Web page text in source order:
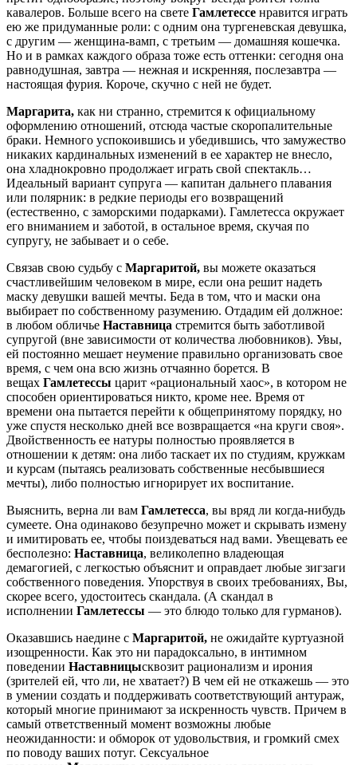
кавалеров. Больше всего на свете Гамлетессе нравится играть
ею же придуманные роли: с одним она тургеневская девушка,
с другим — женщина-вамп, с третьим — домашняя кошечка.
Но и в рамках каждого образа тоже есть оттенки: сегодня она
равнодушная, завтра — нежная и искренняя, послезавтра —
настоящая фурия. Короче, скучно с ней не будет.
Маргарита, как ни странно, стремится к официальному
оформлению отношений, отсюда частые скоропалительные
браки. Немного успокоившись и убедившись, что замужество
никаких кардинальных изменений в ее характер не внесло,
она хладнокровно продолжает играть свой спектакль…
Идеальный вариант супруга — капитан дальнего плавания
или полярник: в редкие периоды его возвращений
(естественно, с заморскими подарками). Гамлетесса окружает
его вниманием и заботой, в остальное время, скучая по
супругу, не забывает и о себе.
Связав свою судьбу с Маргаритой, вы можете оказаться
счастливейшим человеком в мире, если она решит надеть
маску девушки вашей мечты. Беда в том, что и маски она
выбирает по собственному разумению. Отдадим ей должное:
в любом обличье Наставница стремится быть заботливой
супругой (вне зависимости от количества любовников). Увы,
ей постоянно мешает неумение правильно организовать свое
время, с чем она всю жизнь отчаянно борется. В
вещах Гамлетессы царит «рациональный хаос», в котором не
способен ориентироваться никто, кроме нее. Время от
времени она пытается перейти к общепринятому порядку, но
уже спустя несколько дней все возвращается «на круги своя».
Двойственность ее натуры полностью проявляется в
отношении к детям: она либо таскает их по студиям, кружкам
и курсам (пытаясь реализовать собственные несбывшиеся
мечты), либо полностью игнорирует их воспитание.
Выяснить, верна ли вам Гамлетесса, вы вряд ли когда-нибудь
сумеете. Она одинаково безупречно может и скрывать измену
и имитировать ее, чтобы поиздеваться над вами. Увещевать ее
бесполезно: Наставница, великолепно владеющая
демагогией, с легкостью объяснит и оправдает любые зигзаги
собственного поведения. Упорствуя в своих требованиях, Вы,
скорее всего, удостоитесь скандала. (А скандал в
исполнении Гамлетессы — это блюдо только для гурманов).
Оказавшись наедине с Маргаритой, не ожидайте куртуазной
изощренности. Как это ни парадоксально, в интимном
поведении Наставницысквозит рационализм и ирония
(зрителей ей, что ли, не хватает?) В чем ей не откажешь — это
в умении создать и поддерживать соответствующий антураж,
который многие принимают за искренность чувств. Причем в
самый ответственный момент возможны любые
неожиданности: и обморок от удовольствия, и громкий смех
по поводу ваших потуг. Сексуальное